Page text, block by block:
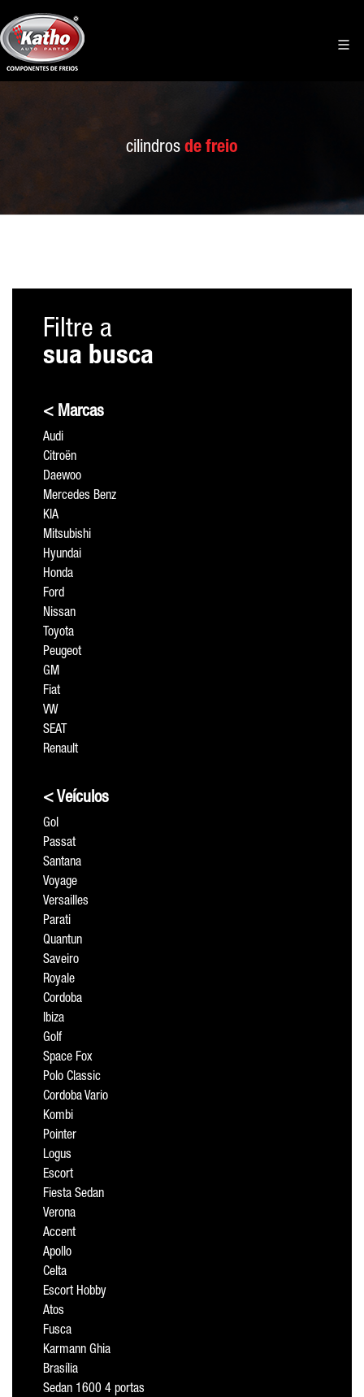
cilindros de freio
Filtre a
sua busca
< Marcas
Audi
Citroën
Daewoo
Mercedes Benz
KIA
Mitsubishi
Hyundai
Honda
Ford
Nissan
Toyota
Peugeot
GM
Fiat
VW
SEAT
Renault
< Veículos
Gol
Passat
Santana
Voyage
Versailles
Parati
Quantun
Saveiro
Royale
Cordoba
Ibiza
Golf
Space Fox
Polo Classic
Cordoba Vario
Kombi
Pointer
Logus
Escort
Fiesta Sedan
Verona
Accent
Apollo
Celta
Escort Hobby
Atos
Fusca
Karmann Ghia
Brasília
Sedan 1600 4 portas